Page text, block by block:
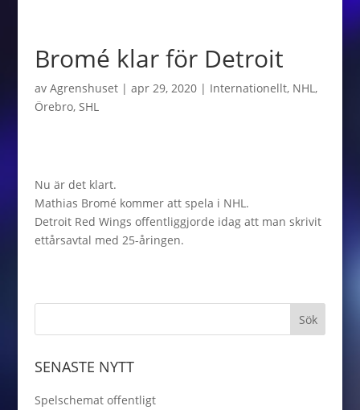
Bromé klar för Detroit
av Agrenshuset| apr 29, 2020| Internationellt, NHL,
Örebro, SHL
Nu är det klart.
Mathias Bromé kommer att spela i NHL.
Detroit Red Wings offentliggjorde idag att man skrivit
ettårsavtal med 25-åringen.
SENASTE NYTT
Spelschemat offentligt